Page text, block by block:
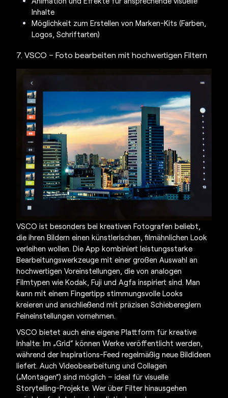
Inhalte
Möglichkeit zum Erstellen von Marken-Kits (Farben,
Logos, Schriftarten)
7. VSCO – Foto bearbeiten mit hochwertigen Filtern
VSCO ist besonders bei kreativen Fotografen beliebt,
die ihren Bildern einen künstlerischen, filmähnlichen Look
verleihen wollen. Die App kombiniert leistungsstarke
Bearbeitungswerkzeuge mit einer großen Auswahl an
hochwertigen Voreinstellungen, die von analogen
Filmtypen wie Kodak, Fuji und Agfa inspiriert sind. Man
kann mit einem Fingertipp stimmungsvolle Looks
kreieren und anschließend mit präzisen Schiebereglern
Feineinstellungen vornehmen.
VSCO bietet auch eine eigene Plattform für kreative
Inhalte: Im „Grid“ können Werke veröffentlicht werden,
während der Inspirations-Feed regelmäßig neue Bildideen
liefert. Auch Videobearbeitung und Collagen
(„Montagen“) sind möglich – ideal für visuelle
Storytelling-Projekte. Wer über Filter hinausgehen